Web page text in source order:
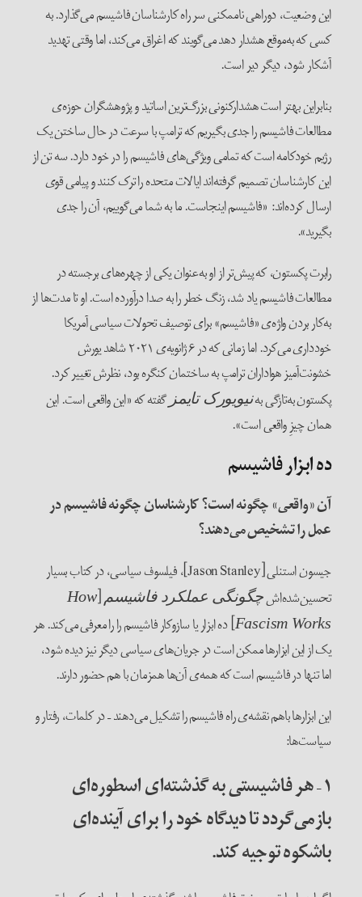
این وضعیت، دوراهی ناممکنی سر راه کارشناسان فاشیسم می‌گذارد. به
کسی که به‌موقع هشدار دهد می‌گویند که اغراق می‌کند، اما وقتی تهدید
آشکار ‌شود، دیگر دیر است.
بنابراین بهتر است هشدارکنونی بزرگ‌ترین اساتید و پژوهشگران حوزه‌ی
مطالعات فاشیسم را جدی بگیریم که ترامپ با سرعت در حال ساختن یک
رژیم خودکامه است که تمامی ویژگی‌های فاشیسم را در خود دارد. سه تن از
این کارشناسان تصمیم گرفته‌اند ایالات متحده را ترک کنند و پیامی قوی
ارسال کرده‌اند: «فاشیسم اینجاست. ما به شما می‌گوییم، آن را جدی
بگیرید».
رابرت پکستون، که پیش‌تر از او به‌عنوان یکی از چهره‌های برجسته در
مطالعات فاشیسم یاد شد، زنگ خطر را به صدا درآورده است. او تا مدت‌ها از
به‌کار بردن واژه‌ی «فاشیسم» برای توصیف تحولات سیاسی آمریکا
خودداری می‌کرد. اما زمانی که در ۶ ژانویه‌ی ۲۰۲۱ شاهد یورش
خشونت‌آمیز هواداران ترامپ به ساختمان کنگره بود، نظرش تغییر کرد.
پکستون به‌تازگی بهنیویورک تایمز گفته که «این واقعی است. این
همان چیزِ واقعی است».
ده ابزار فاشیسم
آن «واقعی» چگونه است؟ کارشناسان چگونه فاشیسم در
عمل را تشخیص می‌دهند؟
جیسون استنلی [Jason Stanley]، فیلسوف سیاسی، در کتاب بسیار
تحسین‌شده‌اشچگونگی عملکرد فاشیسم[
How
Fascism Works] ده ابزار یا سازوکار فاشیسم را را معرفی می‌کند. هر
یک از این ابزارها ممکن است در جریان‌های سیاسی دیگر نیز دیده شود،
اما تنها در فاشیسم است که همه‌ی آن‌ها همزمان با هم حضور دارند.
این ابزارها باهم نقشه‌ی راه فاشیسم را تشکیل می‌دهند – در کلمات، رفتار و
سیاست‌ها:
۱–هر فاشیستی به گذشته‌ای اسطوره‌ای
بازمی‌گردد تا دیدگاه خود را برای آینده‌ای
باشکوه توجیه کند.